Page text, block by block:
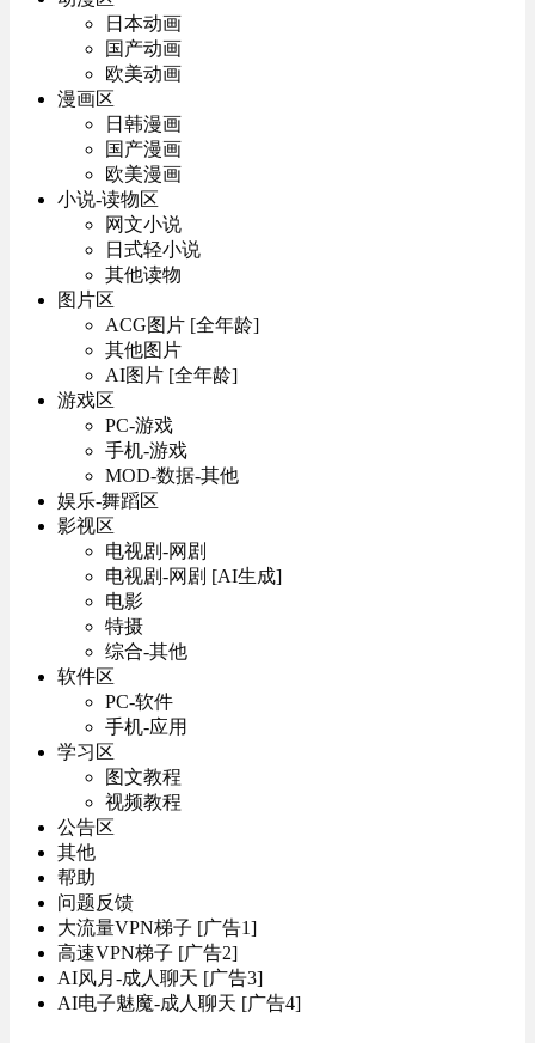
日本动画
国产动画
欧美动画
漫画区
日韩漫画
国产漫画
欧美漫画
小说-读物区
网文小说
日式轻小说
其他读物
图片区
ACG图片 [全年龄]
其他图片
AI图片 [全年龄]
游戏区
PC-游戏
手机-游戏
MOD-数据-其他
娱乐-舞蹈区
影视区
电视剧-网剧
电视剧-网剧 [AI生成]
电影
特摄
综合-其他
软件区
PC-软件
手机-应用
学习区
图文教程
视频教程
公告区
其他
帮助
问题反馈
大流量VPN梯子 [广告1]
高速VPN梯子 [广告2]
AI风月-成人聊天 [广告3]
AI电子魅魔-成人聊天 [广告4]